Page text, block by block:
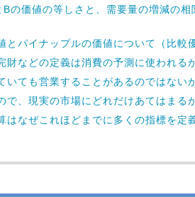
Bの価値の等しさと、需要量の増減の相
とパイナップルの価値について（比較
財などの定義は消費の予測に使われる
いても営業することがあるのではないか
で、現実の市場にどれだけあてはまる
はなぜこれほどまでに多くの指標を定